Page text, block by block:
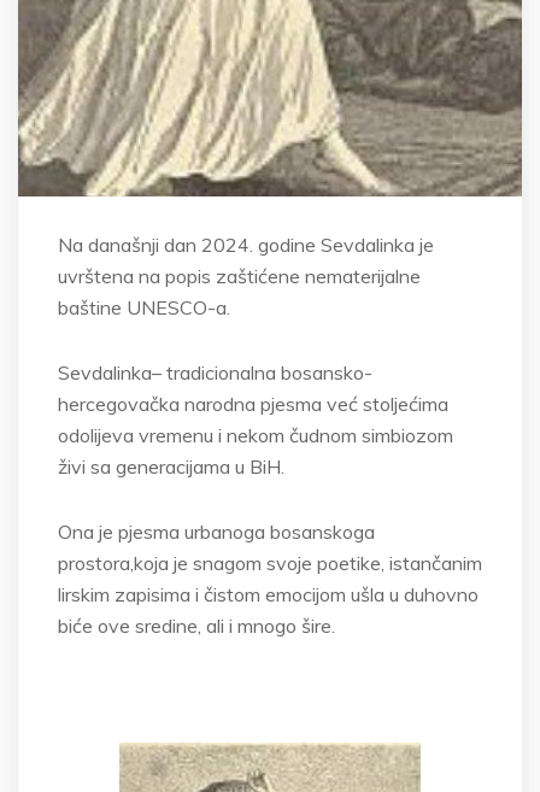
Na današnji dan 2024. godine Sevdalinka je
uvrštena na popis zaštićene nematerijalne
baštine UNESCO-a.
Sevdalinka– tradicionalna bosansko-
hercegovačka narodna pjesma već stoljećima
odolijeva vremenu i nekom čudnom simbiozom
živi sa generacijama u BiH.
Ona je pjesma urbanoga bosanskoga
prostora,koja je snagom svoje poetike, istančanim
lirskim zapisima i čistom emocijom ušla u duhovno
biće ove sredine, ali i mnogo šire.